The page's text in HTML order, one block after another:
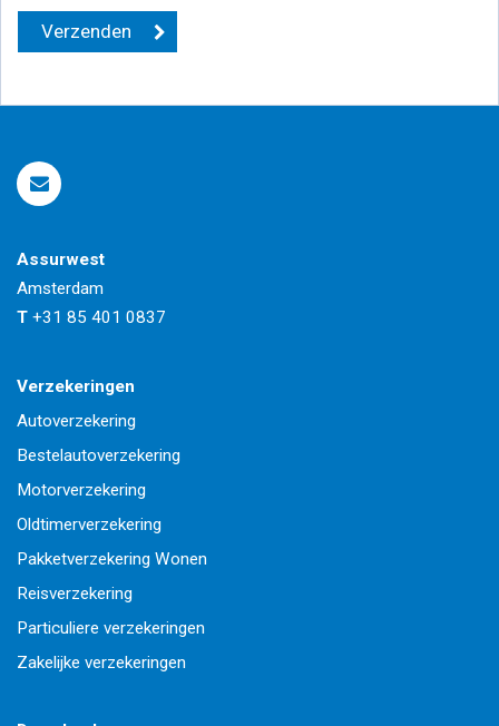
Assurwest
Amsterdam
T +31 85 401 0837
Verzekeringen
Autoverzekering
Bestelautoverzekering
Motorverzekering
Oldtimerverzekering
Pakketverzekering Wonen
Reisverzekering
Particuliere verzekeringen
Zakelijke verzekeringen